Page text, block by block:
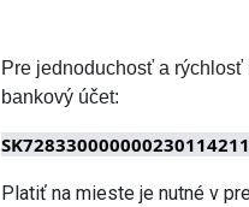
Pre jednoduchosť a
bankový účet:
Platiť na mieste je nutné v